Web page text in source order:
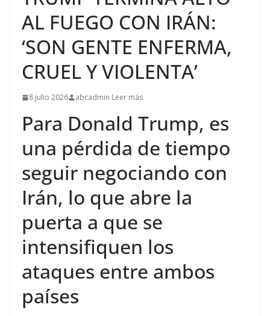
AL FUEGO CON IRÁN:
‘SON GENTE ENFERMA,
CRUEL Y VIOLENTA’
8 julio 2026 abcadmin Leer más
Para Donald Trump, es
una pérdida de tiempo
seguir negociando con
Irán, lo que abre la
puerta a que se
intensifiquen los
ataques entre ambos
países